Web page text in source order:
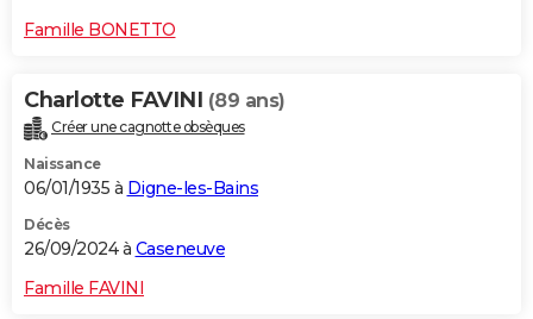
FORUM
Bricolage
Lifestyle
Culture
Sport
Auto
Television
Voyage
Cinema
Famille BONETTO
Charlotte FAVINI (89 ans)
Créer une cagnotte obsèques
Naissance
06/01/1935 à Digne-les-Bains
Décès
26/09/2024 à Caseneuve
Famille FAVINI